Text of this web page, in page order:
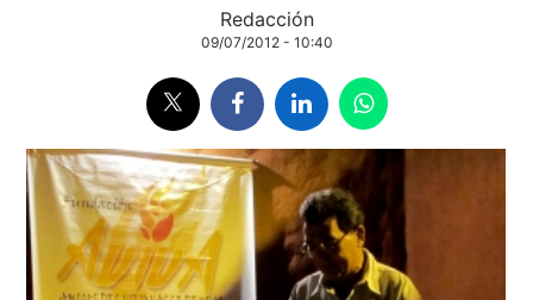
Redacción
09/07/2012 - 10:40